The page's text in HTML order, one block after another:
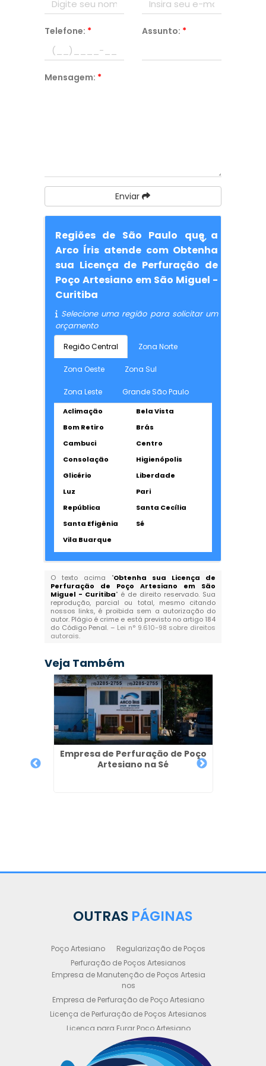
Telefone: * Assunto: *
Mensagem: *
Enviar
Regiões de São Paulo que a
Arco Íris atende com Obtenha
sua Licença de Perfuração de
Poço Artesiano em São Miguel -
Curitiba
Selecione uma região para solicitar um
orçamento
Região Central Zona Norte
Zona Oeste Zona Sul
Zona Leste Grande São Paulo
Aclimação
Bela Vista
Bom Retiro
Brás
Cambuci
Centro
Consolação
Higienópolis
Glicério
Liberdade
Luz
Pari
República
Santa Cecília
Santa Efigênia
Sé
Vila Buarque
O texto acima "Obtenha sua Licença de
Perfuração de Poço Artesiano em São
Miguel - Curitiba" é de direito reservado. Sua
reprodução, parcial ou total, mesmo citando
nossos links, é proibida sem a autorização do
autor. Plágio é crime e está previsto no artigo 184
do Código Penal. – Lei n° 9.610-98 sobre direitos
autorais.
Veja Também
Empresa de Perfuração de Poço
Artesiano na Sé
OUTRAS PÁGINAS
Poço Artesiano
Regularização de Poços
Perfuração de Poços Artesianos
Empresa de Manutenção de Poços Artesia
nos
Empresa de Perfuração de Poço Artesiano
Licença de Perfuração de Poços Artesianos
Licença para Furar Poço Artesiano
Licença para Perfuração de Poço Artesiano
Licença para Poço Semi Artesiano